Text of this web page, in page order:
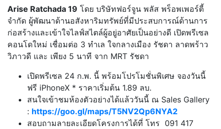
Arise Ratchada 19 โดย บริษัทฟอร์จูน พลัส พร็อพเพอร์ตี้
จำกัด ผู้พัฒนาด้านอสังหาริมทรัพย์ที่มีประสบการณ์ด้านการ
ก่อสร้างและเข้าใจไลฟ์สไตล์ผู้อยู่อาศัยเป็นอย่างดี เปิดพรีเซล
คอนโดใหม่ เชื่อมต่อ 3 ทำเล ใจกลางเมือง รัชดา ลาดพร้าว
วิภาวดี และ เพียง 5 นาที จาก MRT รัชดา
เปิดพรีเซล 24 ก.พ. นี้ พร้อมโปรโมชั่นพิเศษ จองวันนี้
ฟรี iPhoneX * ราคาเริ่มต้น 1.89 ลบ.
สนใจเข้าชมห้องตัวอย่างได้แล้ววันนี้ ณ Sales Gallery
: https://goo.gl/maps/T5NV2Qp6NYA2
สอบถามลายละเอียดโครงการได้ที่ โทร 091 417